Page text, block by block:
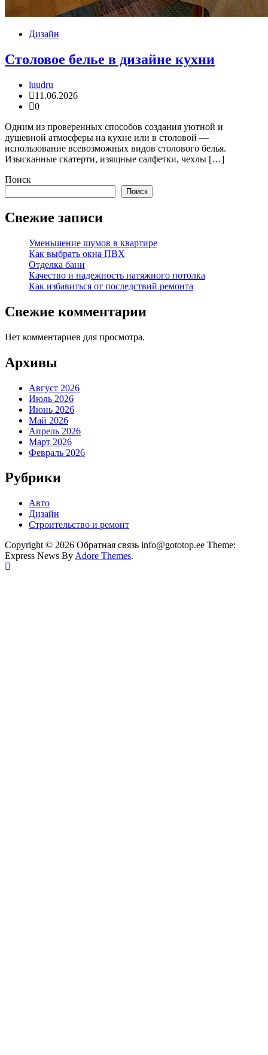
Дизайн
Столовое белье в дизайне кухни
luudru
11.06.2026
0
Одним из проверенных способов создания уютной и
душевной атмосферы на кухне или в столовой —
использование всевозможных видов столового белья.
Изысканные скатерти, изящные салфетки, чехлы […]
Поиск
Поиск
Свежие записи
Уменьшение шумов в квартире
Как выбрать окна ПВХ
Отделка бани
Качество и надежность натяжного потолка
Как избавиться от последствий ремонта
Свежие комментарии
Нет комментариев для просмотра.
Архивы
Август 2026
Июль 2026
Июнь 2026
Май 2026
Апрель 2026
Март 2026
Февраль 2026
Рубрики
Авто
Дизайн
Строительство и ремонт
Copyright © 2026 Обратная связь info@gototop.ee Theme:
Express News By Adore Themes.